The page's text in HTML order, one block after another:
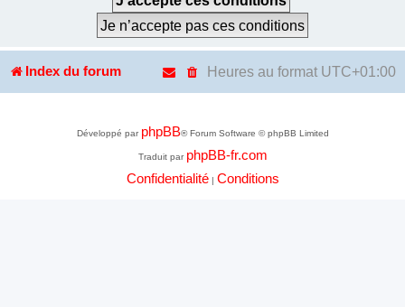
Index du forum Heures au format UTC+01:00
Développé par phpBB® Forum Software © phpBB Limited
Traduit par phpBB-fr.com
Confidentialité| Conditions